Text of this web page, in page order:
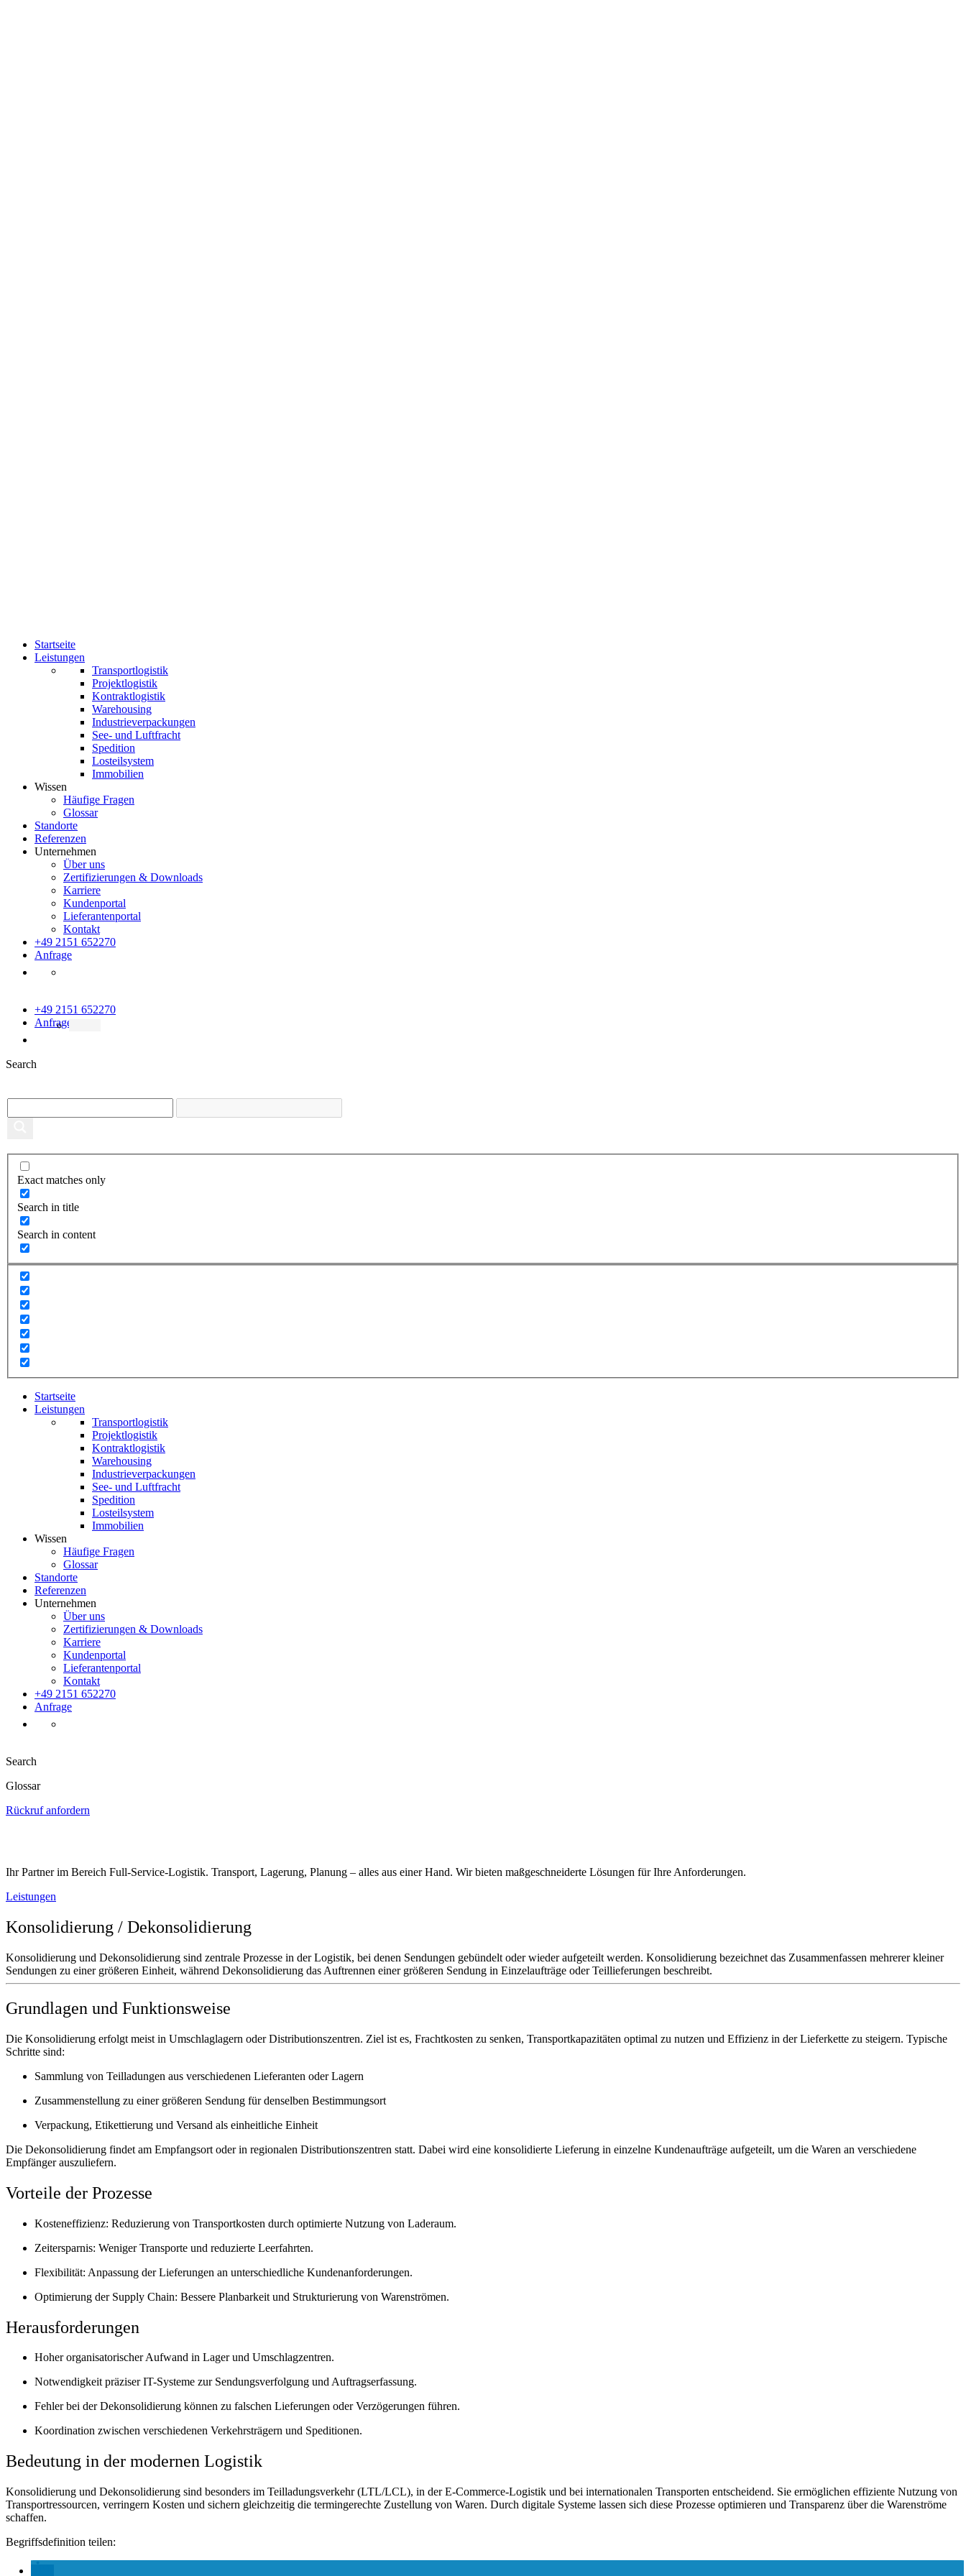
Startseite
Leistungen
Transportlogistik
Projektlogistik
Kontraktlogistik
Warehousing
Industrieverpackungen
See- und Luftfracht
Spedition
Losteilsystem
Immobilien
Wissen
Häufige Fragen
Glossar
Standorte
Referenzen
Unternehmen
Über uns
Zertifizierungen & Downloads
Karriere
Kundenportal
Lieferantenportal
Kontakt
+49 2151 652270
Anfrage
+49 2151 652270
Anfrage
Search
Exact matches only
Search in title
Search in content
Startseite
Leistungen
Transportlogistik
Projektlogistik
Kontraktlogistik
Warehousing
Industrieverpackungen
See- und Luftfracht
Spedition
Losteilsystem
Immobilien
Wissen
Häufige Fragen
Glossar
Standorte
Referenzen
Unternehmen
Über uns
Zertifizierungen & Downloads
Karriere
Kundenportal
Lieferantenportal
Kontakt
+49 2151 652270
Anfrage
Search
Glossar
Rückruf anfordern
Ihr Partner im Bereich Full-Service-Logistik. Transport, Lagerung, Planung – alles aus einer Hand. Wir bieten maßgeschneiderte Lösungen für Ihre Anforderungen.
Leistungen
Konsolidierung / Dekonsolidierung
Konsolidierung und Dekonsolidierung sind zentrale Prozesse in der Logistik, bei denen Sendungen gebündelt oder wieder aufgeteilt werden. Konsolidierung bezeichnet das Zusammenfassen mehrerer kleiner
Sendungen zu einer größeren Einheit, während Dekonsolidierung das Auftrennen einer größeren Sendung in Einzelaufträge oder Teillieferungen beschreibt.
Grundlagen und Funktionsweise
Die Konsolidierung erfolgt meist in Umschlaglagern oder Distributionszentren. Ziel ist es, Frachtkosten zu senken, Transportkapazitäten optimal zu nutzen und Effizienz in der Lieferkette zu steigern. Typische
Schritte sind:
Sammlung von Teilladungen aus verschiedenen Lieferanten oder Lagern
Zusammenstellung zu einer größeren Sendung für denselben Bestimmungsort
Verpackung, Etikettierung und Versand als einheitliche Einheit
Die Dekonsolidierung findet am Empfangsort oder in regionalen Distributionszentren statt. Dabei wird eine konsolidierte Lieferung in einzelne Kundenaufträge aufgeteilt, um die Waren an verschiedene
Empfänger auszuliefern.
Vorteile der Prozesse
Kosteneffizienz: Reduzierung von Transportkosten durch optimierte Nutzung von Laderaum.
Zeitersparnis: Weniger Transporte und reduzierte Leerfahrten.
Flexibilität: Anpassung der Lieferungen an unterschiedliche Kundenanforderungen.
Optimierung der Supply Chain: Bessere Planbarkeit und Strukturierung von Warenströmen.
Herausforderungen
Hoher organisatorischer Aufwand in Lager und Umschlagzentren.
Notwendigkeit präziser IT-Systeme zur Sendungsverfolgung und Auftragserfassung.
Fehler bei der Dekonsolidierung können zu falschen Lieferungen oder Verzögerungen führen.
Koordination zwischen verschiedenen Verkehrsträgern und Speditionen.
Bedeutung in der modernen Logistik
Konsolidierung und Dekonsolidierung sind besonders im Teilladungsverkehr (LTL/LCL), in derE-Commerce-Logistik und bei internationalen Transporten entscheidend. Sie ermöglichen effiziente Nutzung von
Transportressourcen, verringern Kosten und sichern gleichzeitig die termingerechte Zustellung von Waren. Durch digitale Systeme lassen sich diese Prozesse optimieren und Transparenz über die Warenströme
schaffen.
Begriffsdefinition teilen: